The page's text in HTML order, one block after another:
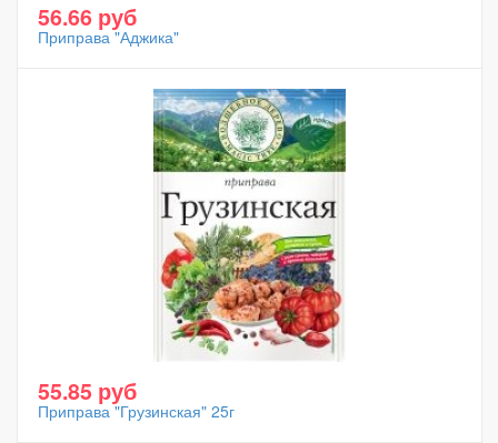
56.66 руб
Приправа "Аджика"
55.85 руб
Приправа "Грузинская" 25г